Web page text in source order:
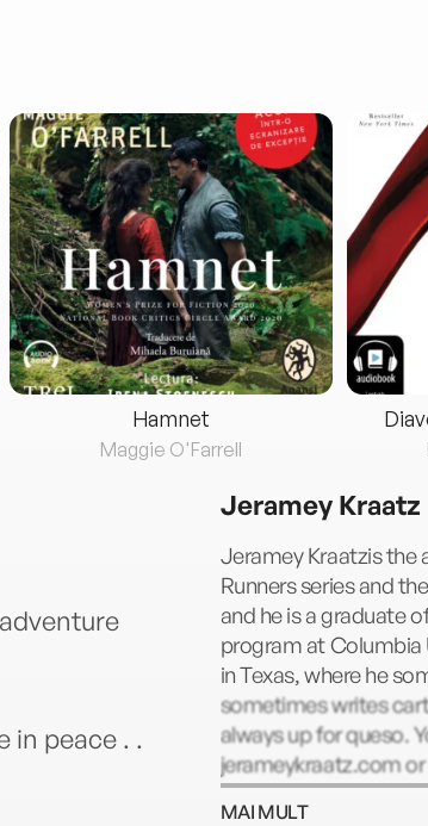
Hamnet
Maggie O'Farrell
in peace . .
Jeramey Kraatz
Jeramey Kraatzis the
Runners series and
and he is a graduate
program at Columbia
in Texas, where he
sometimes writes
always up for queso.
jerameykraatz.com
@jerameykraatz.
MAI MULT